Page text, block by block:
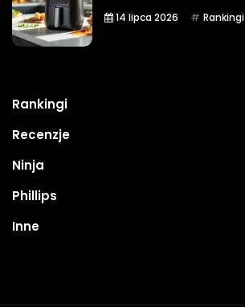
14 lipca 2026 Rankingi
Rankingi
Recenzje
Ninja
Phillips
Inne